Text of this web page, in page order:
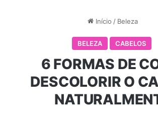
Início / Beleza
BELEZA CABELOS
6 FORMAS DE
DESCOLORIR O